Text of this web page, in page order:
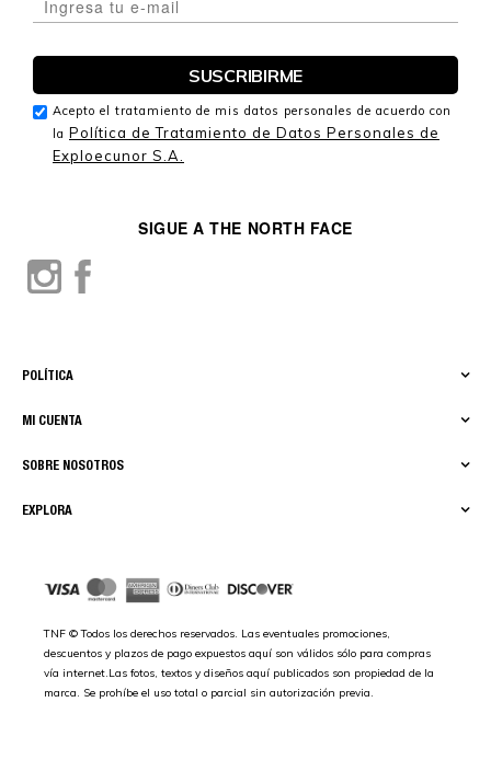
EXPLORA
SOBRE NOSOTROS
MI CUENTA
POLÍTICA
SIGUE A THE NORTH FACE
TNF © Todos los derechos reservados. Las eventuales promociones,
descuentos y plazos de pago expuestos aquí son válidos sólo para compras
vía internet.Las fotos, textos y diseños aquí publicados son propiedad de la
marca. Se prohíbe el uso total o parcial sin autorización previa.
Acepto el tratamiento de mis datos personales de acuerdo con
la Política de Tratamiento de Datos Personales de
Exploecunor S.A.